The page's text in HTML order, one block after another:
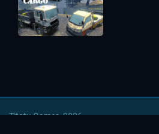
Titotu Games, 2026